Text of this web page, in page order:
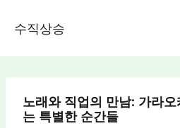
수직상승
노래와 직업의 만남: 가라
는 특별한 순간들